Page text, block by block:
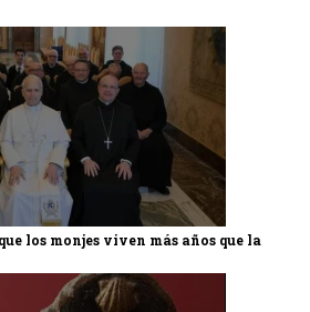
los monjes viven más años que la